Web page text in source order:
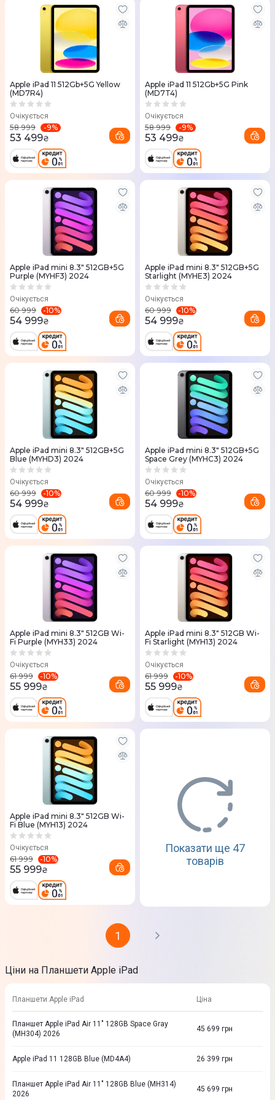
Apple iPad 11 512Gb+5G Yellow
(MD7R4)
Очікується
58 999 -9%
53 499₴
Apple iPad 11 512Gb+5G Pink
(MD7T4)
Очікується
58 999 -9%
53 499₴
Apple iPad mini 8.3" 512GB+5G
Purple (MYHF3) 2024
Очікується
60 999 -10%
54 999₴
Apple iPad mini 8.3" 512GB+5G
Starlight (MYHE3) 2024
Очікується
60 999 -10%
54 999₴
Apple iPad mini 8.3" 512GB+5G
Blue (MYHD3) 2024
Очікується
60 999 -10%
54 999₴
Apple iPad mini 8.3" 512GB+5G
Space Grey (MYHC3) 2024
Очікується
60 999 -10%
54 999₴
Apple iPad mini 8.3" 512GB Wi-
Fi Purple (MYH33) 2024
Очікується
61 999 -10%
55 999₴
Apple iPad mini 8.3" 512GB Wi-
Fi Starlight (MYH13) 2024
Очікується
61 999 -10%
55 999₴
Apple iPad mini 8.3" 512GB Wi-
Fi Blue (MYH13) 2024
Очікується
61 999 -10%
55 999₴
Показати ще 47
товарів
1
Ціни на Планшети Apple iPad
Планшети Apple iPad Ціна
Планшет Apple iPad Air 11" 128GB Space Gray
(MH304) 2026
45 699 грн
Apple iPad 11 128GB Blue (MD4A4) 26 399 грн
Планшет Apple iPad Air 11" 128GB Blue (MH314)
2026
45 699 грн